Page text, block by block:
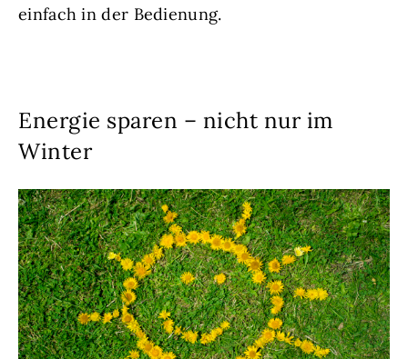
einfach in der Bedienung.
Energie sparen – nicht nur im
Winter